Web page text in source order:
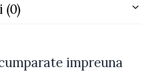
(0)
impreuna